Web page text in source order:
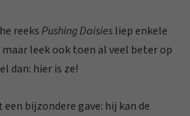
reeksPushing Daisies liep enkele
maar leek ook toen al veel beter op
dan: hier is ze!
bijzondere gave: hij kan de